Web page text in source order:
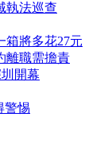
執法巡查
箱將多花27元
離職需擔責
開幕
警惕